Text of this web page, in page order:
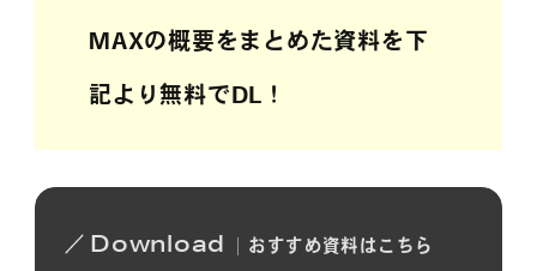
MAXの概要をまとめた資料を下
記より無料でDL！
Download おすすめ資料は こちら